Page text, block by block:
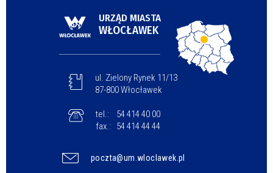
URZĄD MIASTA
WŁOCŁAWEK
ul. Zielony Rynek 11/13
87-800 Włocławek
tel.:
54 414 40 00
fax.:
54 414 44 44
poczta@um.wloclawek.pl